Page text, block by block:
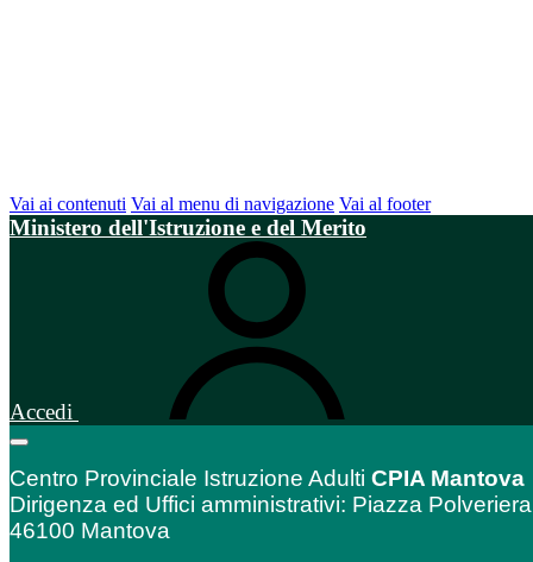
Vai ai contenuti Vai al menu di navigazione Vai al footer
Ministero dell'Istruzione e del Merito
Accedi
Centro Provinciale Istruzione Adulti CPIA Mantova
Dirigenza ed Uffici amministrativi: Piazza
46100 Mantova